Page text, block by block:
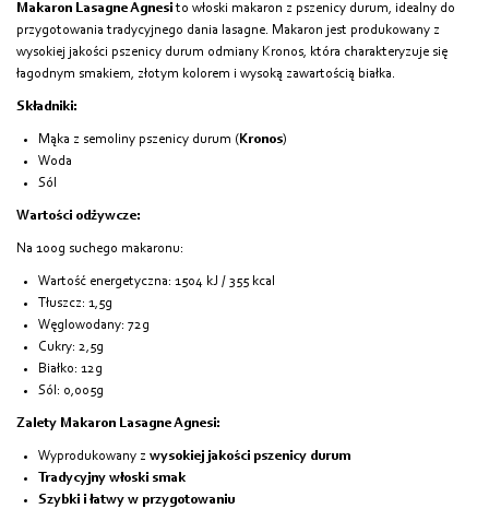
Makaron Lasagne Agnesito włoski makaron z pszenicy durum, idealny do
przygotowania tradycyjnego dania lasagne. Makaron jest produkowany z
wysokiej jakości pszenicy durum odmiany Kronos, która charakteryzuje się
łagodnym smakiem, złotym kolorem i wysoką zawartością białka.
Składniki:
Mąka z semoliny pszenicy durum ( Kronos)
Woda
Sól
Wartości odżywcze:
Na 100g suchego makaronu:
Wartość energetyczna: 1504 kJ / 355 kcal
Tłuszcz: 1,5g
Węglowodany: 72g
Cukry: 2,5g
Białko: 12g
Sól: 0,005g
Zalety Makaron Lasagne Agnesi:
Wyprodukowany z wysokiej jakości pszenicy durum
Tradycyjny włoski smak
Szybki i łatwy w przygotowaniu